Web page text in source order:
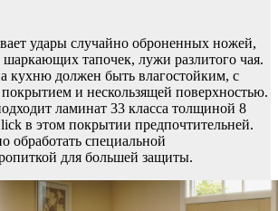
удары случайно оброненных ножей,
шаркающих тапочек, лужи разлитого чая.
кухню должен быть влагостойким, с
и нескользящей поверхностью.
ламинат 33 класса толщиной 8
в этом покрытии предпочтительней.
обработать специальной
для большей защиты.